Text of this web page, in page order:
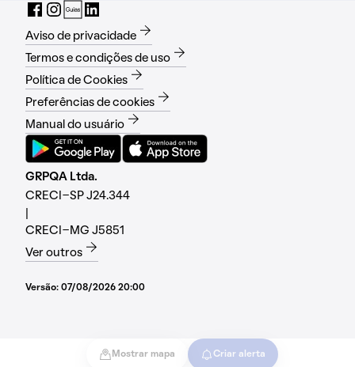
Mostrar mapa Criar alerta
Aviso de privacidade
Termos e condições de uso
Política de Cookies
Preferências de cookies
Manual do usuário
GRPQA Ltda.
CRECI-SP J24.344
CRECI-MG J5851
Ver outros
Versão: 07/08/2026 20:00